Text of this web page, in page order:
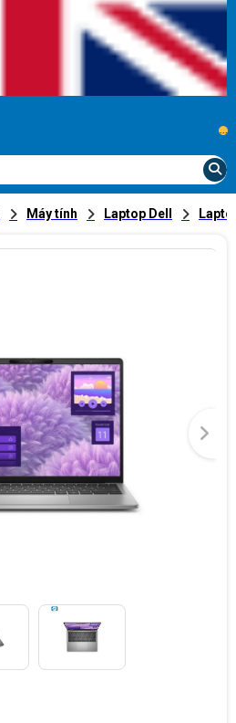
...
Máy tính Laptop Dell